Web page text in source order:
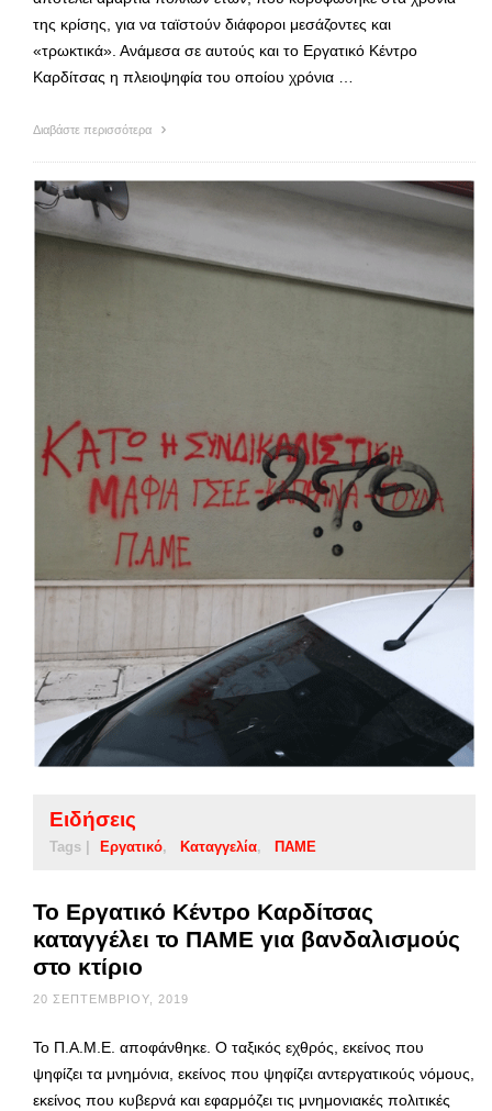
της κρίσης, για να ταϊστούν διάφοροι μεσάζοντες και
«τρωκτικά». Ανάμεσα σε αυτούς και το Εργατικό Κέντρο
Καρδίτσας η πλειοψηφία του οποίου χρόνια …
Διαβάστε περισσότερα
Ειδήσεις
Tags | Εργατικό Καταγγελία ΠΑΜΕ
Το Εργατικό Κέντρο Καρδίτσας
καταγγέλει το ΠΑΜΕ για βανδαλισμούς
στο κτίριο
20 ΣΕΠΤΕΜΒΡΊΟΥ, 2019
Το Π.Α.Μ.Ε. αποφάνθηκε. Ο ταξικός εχθρός, εκείνος που
ψηφίζει τα μνημόνια, εκείνος που ψηφίζει αντεργατικούς νόμους,
εκείνος που κυβερνά και εφαρμόζει τις μνημονιακές πολιτικές